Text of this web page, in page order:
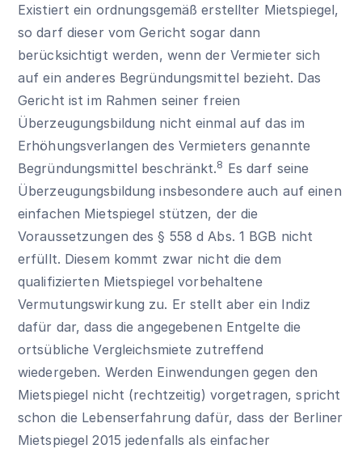
Existiert ein ordnungsgemäß erstellter Mietspiegel,
so darf dieser vom Gericht sogar dann
berücksichtigt werden, wenn der Vermieter sich
auf ein anderes Begründungsmittel bezieht. Das
Gericht ist im Rahmen seiner freien
Überzeugungsbildung nicht einmal auf das im
Erhöhungsverlangen des Vermieters genannte
Begründungsmittel beschränkt.8 Es darf seine
Überzeugungsbildung insbesondere auch auf einen
einfachen Mietspiegel stützen, der die
Voraussetzungen des§ 558 d Abs. 1 BGB nicht
erfüllt. Diesem kommt zwar nicht die dem
qualifizierten Mietspiegel vorbehaltene
Vermutungswirkung zu. Er stellt aber ein Indiz
dafür dar, dass die angegebenen Entgelte die
ortsübliche Vergleichsmiete zutreffend
wiedergeben. Werden Einwendungen gegen den
Mietspiegel nicht (rechtzeitig) vorgetragen, spricht
schon die Lebenserfahrung dafür, dass der Berliner
Mietspiegel 2015 jedenfalls als einfacher